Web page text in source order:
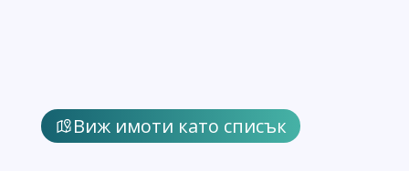
Виж имоти като списък